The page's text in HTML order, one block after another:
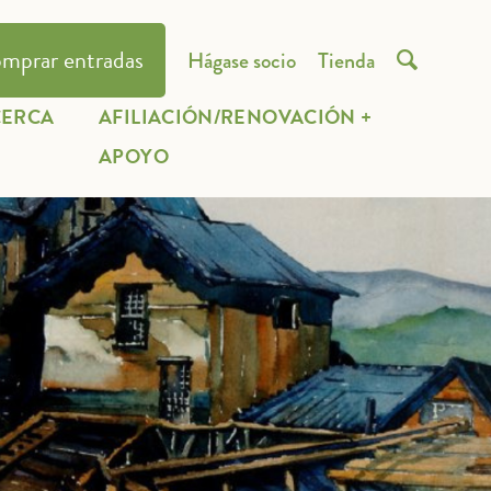
entradas Hágase socio Tienda 
AFILIACIÓN/RENOVACIÓN +
APOYO